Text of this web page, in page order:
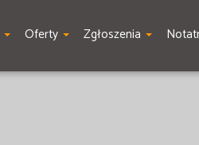
Oferty Zgłoszenia